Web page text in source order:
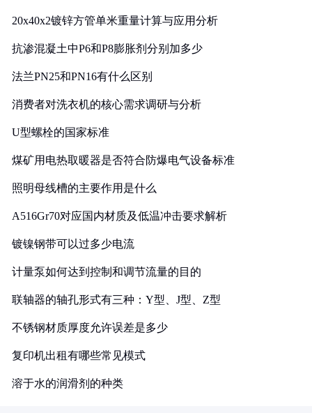
20x40x2镀锌方管单米重量计算与应用分析
抗渗混凝土中P6和P8膨胀剂分别加多少
法兰PN25和PN16有什么区别
消费者对洗衣机的核心需求调研与分析
U型螺栓的国家标准
煤矿用电热取暖器是否符合防爆电气设备标准
照明母线槽的主要作用是什么
A516Gr70对应国内材质及低温冲击要求解析
镀镍钢带可以过多少电流
计量泵如何达到控制和调节流量的目的
联轴器的轴孔形式有三种：Y型、J型、Z型
不锈钢材质厚度允许误差是多少
复印机出租有哪些常见模式
溶于水的润滑剂的种类